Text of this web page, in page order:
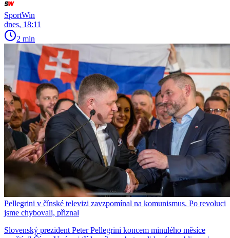
SportWin
dnes, 18:11
2 min
Pellegrini v čínské televizi zavzpomínal na komunismus. Po revoluci
jsme chybovali, přiznal
Slovenský prezident Peter Pellegrini koncem minulého měsíce